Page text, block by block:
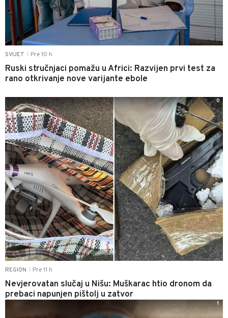
SVIJET Pre 10 h
Ruski stručnjaci pomažu u Africi: Razvijen prvi test za
rano otkrivanje nove varijante ebole
REGION Pre 11 h
Nevjerovatan slučaj u Nišu: Muškarac htio dronom da
prebaci napunjen pištolj u zatvor
0
1